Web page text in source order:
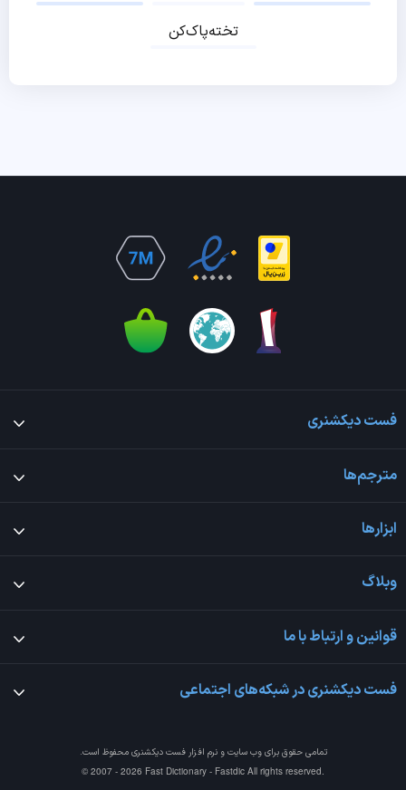
تخته‌پاک‌کن
فست دیکشنری
مترجم‌ها
ابزارها
وبلاگ
قوانین و ارتباط با ما
فست دیکشنری در شبکه‌های اجتماعی
تمامی حقوق برای وب سایت و نرم افزارفست دیکشنری محفوظ است.
© 2007 - 2026 Fast Dictionary - Fastdic All rights reserved.